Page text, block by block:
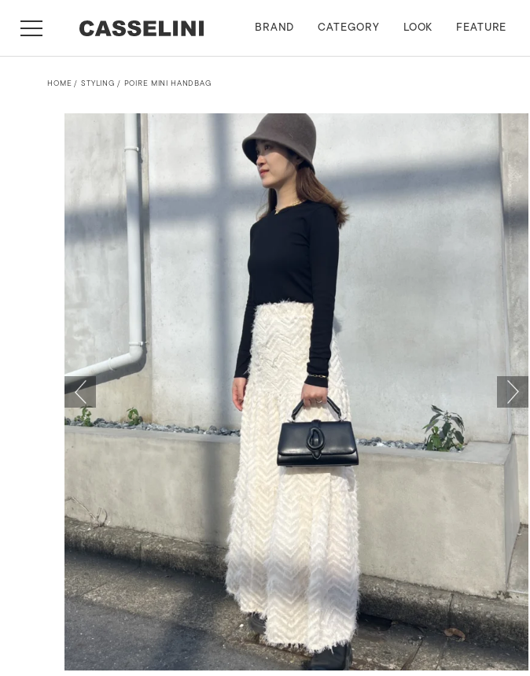
BRAND CATEGORY LOOK FEATURE
HOME STYLING POIRE MINI HANDBAG